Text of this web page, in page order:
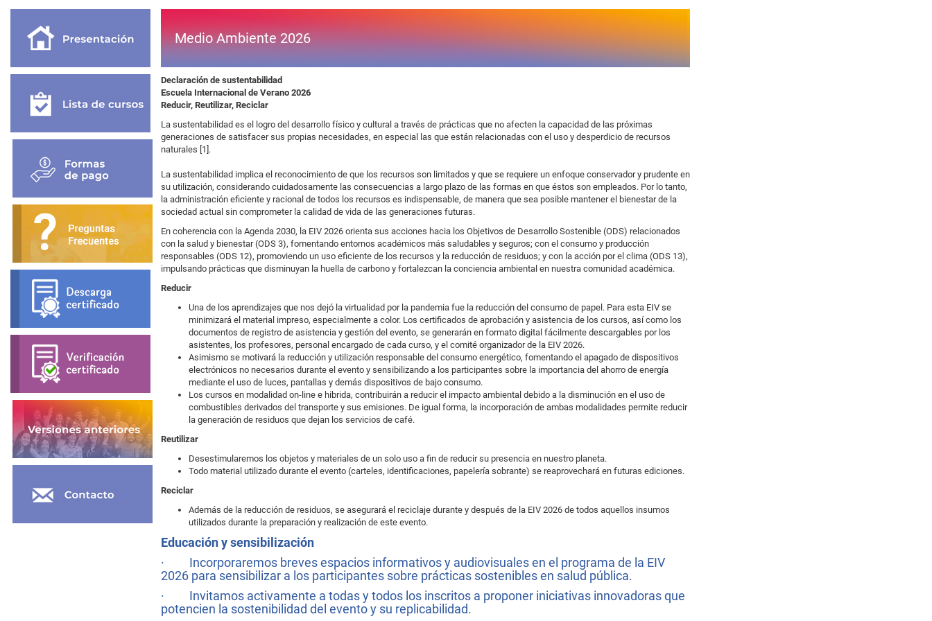
Medio Ambiente 2026
Declaración de sustentabilidad
Escuela Internacional de Verano 2026
Reducir, Reutilizar, Reciclar
La sustentabilidad es el logro del desarrollo físico y cultural a través de prácticas que no afecten la capacidad de las próximas
generaciones de satisfacer sus propias necesidades, en especial las que están relacionadas con el uso y desperdicio de recursos
naturales [1].
La sustentabilidad implica el reconocimiento de que los recursos son limitados y que se requiere un enfoque conservador y prudente en
su utilización, considerando cuidadosamente las consecuencias a largo plazo de las formas en que éstos son empleados. Por lo tanto,
la administración eficiente y racional de todos los recursos es indispensable, de manera que sea posible mantener el bienestar de la
sociedad actual sin comprometer la calidad de vida de las generaciones futuras.
En coherencia con la Agenda 2030, la EIV 2026 orienta sus acciones hacia los Objetivos de Desarrollo Sostenible (ODS) relacionados
con la salud y bienestar (ODS 3), fomentando entornos académicos más saludables y seguros; con el consumo y producción
responsables (ODS 12), promoviendo un uso eficiente de los recursos y la reducción de residuos; y con la acción por el clima (ODS 13),
impulsando prácticas que disminuyan la huella de carbono y fortalezcan la conciencia ambiental en nuestra comunidad académica.
Reducir
Una de los aprendizajes que nos dejó la virtualidad por la pandemia fue la reducción del consumo de papel. Para esta EIV se
minimizará el material impreso, especialmente a color. Los certificados de aprobación y asistencia de los cursos, así como los
documentos de registro de asistencia y gestión del evento, se generarán en formato digital fácilmente descargables por los
asistentes, los profesores, personal encargado de cada curso, y el comité organizador de la EIV 2026.
Asimismo se motivará la reducción y utilización responsable del consumo energético, fomentando el apagado de dispositivos
electrónicos no necesarios durante el evento y sensibilizando a los participantes sobre la importancia del ahorro de energía
mediante el uso de luces, pantallas y demás dispositivos de bajo consumo.
Los cursos en modalidad on-line e hibrida, contribuirán a reducir el impacto ambiental debido a la disminución en el uso de
combustibles derivados del transporte y sus emisiones. De igual forma, la incorporación de ambas modalidades permite reducir
la generación de residuos que dejan los servicios de café.
Reutilizar
Desestimularemos los objetos y materiales de un solo uso a fin de reducir su presencia en nuestro planeta.
Todo material utilizado durante el evento (carteles, identificaciones, papelería sobrante) se reaprovechará en futuras ediciones.
Reciclar
Además de la reducción de residuos, se asegurará el reciclaje durante y después de la EIV 2026 de todos aquellos insumos
utilizados durante la preparación y realización de este evento.
Educación y sensibilización
· Incorporaremos breves espacios informativos y audiovisuales en el programa de la EIV
2026 para sensibilizar a los participantes sobre prácticas sostenibles en salud pública.
· Invitamos activamente a todas y todos los inscritos a proponer iniciativas innovadoras que
potencien la sostenibilidad del evento y su replicabilidad.